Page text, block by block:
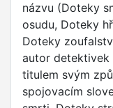
názvu (Doteky
osudu, Doteky
Doteky
autor
titulem svým
spojovacím